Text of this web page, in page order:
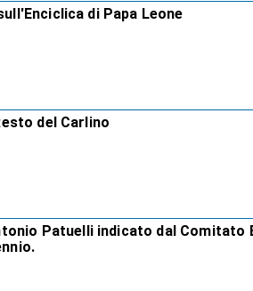
di Papa Leone
del Carlino
Patuelli indicato dal Comitato